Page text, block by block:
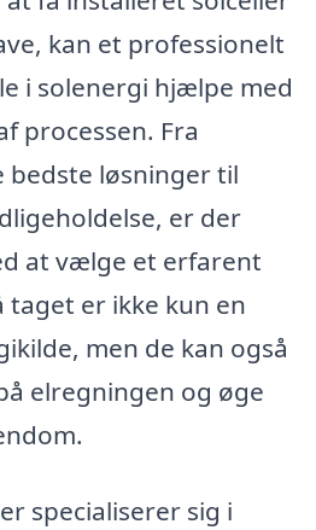
kan et professionelt
i solenergi hjælpe med
processen. Fra
bedste løsninger til
er der
at vælge et erfarent
taget er ikke kun en
men de kan også
elregningen og øge
specialiserer sig i